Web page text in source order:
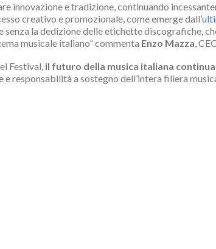
innovazione e tradizione, continuando
creativo e promozionale, come emerge dall’
la dedizione delle etichette discografiche,
musicale italiano” commenta Enzo Mazza,
Festival, il futuro della musica italiana
responsabilità a sostegno dell’intera filiera